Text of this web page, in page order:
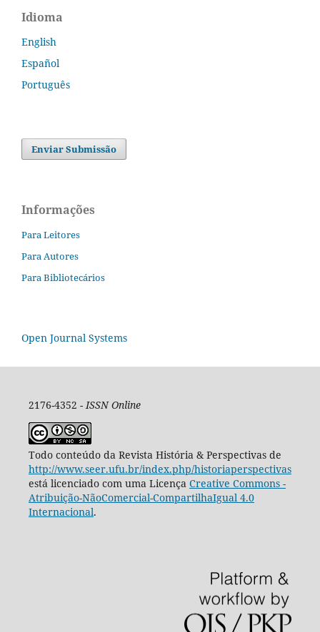
Idioma
English
Español
Português
Enviar Submissão
Informações
Para Leitores
Para Autores
Para Bibliotecários
Open Journal Systems
2176-4352 - ISSN Online
Todo conteúdo da Revista História & Perspectivas de
http://www.seer.ufu.br/index.php/historiaperspectivas
está licenciado com uma Licença Creative Commons -
Atribuição-NãoComercial-CompartilhaIgual 4.0
Internacional.